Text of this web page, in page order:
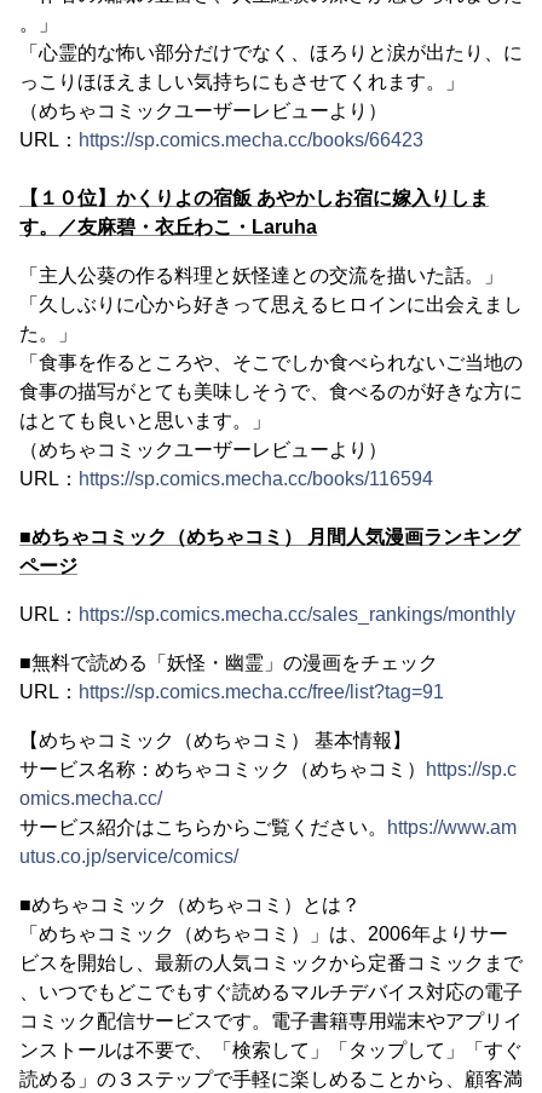
。」
「心霊的な怖い部分だけでなく、ほろりと涙が出たり、に
っこりほほえましい気持ちにもさせてくれます。」
（めちゃコミックユーザーレビューより）
URL： https://sp.comics.mecha.cc/books/66423
【１０位】かくりよの宿飯 あやかしお宿に嫁入りしま
す。／友麻碧・衣丘わこ・Laruha
「主人公葵の作る料理と妖怪達との交流を描いた話。」
「久しぶりに心から好きって思えるヒロインに出会えまし
た。」
「食事を作るところや、そこでしか食べられないご当地の
食事の描写がとても美味しそうで、食べるのが好きな方に
はとても良いと思います。」
（めちゃコミックユーザーレビューより）
URL： https://sp.comics.mecha.cc/books/116594
■めちゃコミック（めちゃコミ） 月間人気漫画ランキング
ページ
URL： https://sp.comics.mecha.cc/sales_rankings/monthly
■無料で読める「妖怪・幽霊」の漫画をチェック
URL： https://sp.comics.mecha.cc/free/list?tag=91
【めちゃコミック（めちゃコミ） 基本情報】
サービス名称：めちゃコミック（めちゃコミ）
https://sp.c
omics.mecha.cc/
サービス紹介はこちらからご覧ください。
https://www.am
utus.co.jp/service/comics/
■めちゃコミック（めちゃコミ）とは？
「めちゃコミック（めちゃコミ）」は、2006年よりサー
ビスを開始し、最新の人気コミックから定番コミックまで
、いつでもどこでもすぐ読めるマルチデバイス対応の電子
コミック配信サービスです。電子書籍専用端末やアプリイ
ンストールは不要で、「検索して」「タップして」「すぐ
読める」の３ステップで手軽に楽しめることから、顧客満